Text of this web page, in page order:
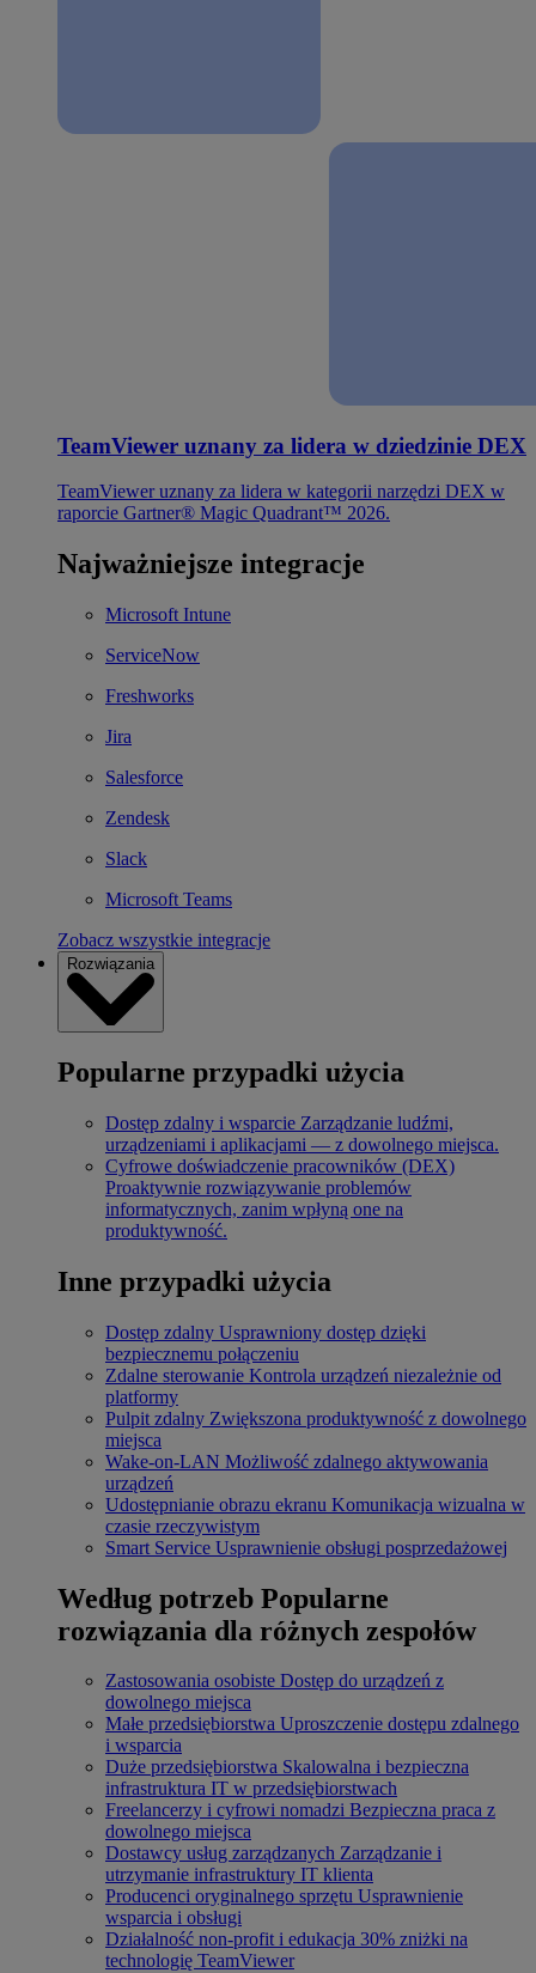
TeamViewer uznany za lidera w dziedzinie DEX
TeamViewer uznany za lidera w kategorii narzędzi DEX w
raporcie Gartner® Magic Quadrant™ 2026.
Najważniejsze integracje
Microsoft Intune
ServiceNow
Freshworks
Jira
Salesforce
Zendesk
Slack
Microsoft Teams
Zobacz wszystkie integracje
Rozwiązania
Popularne przypadki użycia
Dostęp zdalny i wsparcie Zarządzanie ludźmi,
urządzeniami i aplikacjami — z dowolnego miejsca.
Cyfrowe doświadczenie pracowników (DEX)
Proaktywnie rozwiązywanie problemów
informatycznych, zanim wpłyną one na
produktywność.
Inne przypadki użycia
Dostęp zdalny Usprawniony dostęp dzięki
bezpiecznemu połączeniu
Zdalne sterowanie Kontrola urządzeń niezależnie od
platformy
Pulpit zdalny Zwiększona produktywność z dowolnego
miejsca
Wake-on-LAN Możliwość zdalnego aktywowania
urządzeń
Udostępnianie obrazu ekranu Komunikacja wizualna w
czasie rzeczywistym
Smart Service Usprawnienie obsługi posprzedażowej
Według potrzeb Popularne
rozwiązania dla różnych zespołów
Zastosowania osobiste Dostęp do urządzeń z
dowolnego miejsca
Małe przedsiębiorstwa Uproszczenie dostępu zdalnego
i wsparcia
Duże przedsiębiorstwa Skalowalna i bezpieczna
infrastruktura IT w przedsiębiorstwach
Freelancerzy i cyfrowi nomadzi Bezpieczna praca z
dowolnego miejsca
Dostawcy usług zarządzanych Zarządzanie i
utrzymanie infrastruktury IT klienta
Producenci oryginalnego sprzętu Usprawnienie
wsparcia i obsługi
Działalność non-profit i edukacja 30% zniżki na
technologię TeamViewer